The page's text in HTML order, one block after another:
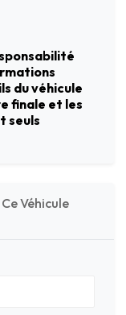
du véhicule
finale et les
seuls
Véhicule